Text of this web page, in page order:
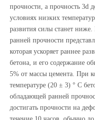
прочности, а прочность 3d
условиях низких
развития силы станет
ранней прочности
которая ускоряет раннее
бетона, и его содержание
5% от массы цемента. При
температуре (20 ± 3) ° C
обладающей ранней
достигать прочности на